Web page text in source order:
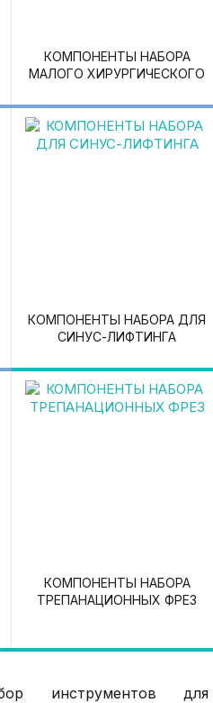
КОМПОНЕНТЫ НАБОРА
МАЛОГО ХИРУРГИЧЕСКОГО
КОМПОНЕНТЫ НАБОРА ДЛЯ
СИНУС-ЛИФТИНГА
КОМПОНЕНТЫ НАБОРА
ТРЕПАНАЦИОННЫХ ФРЕЗ
инструментов для